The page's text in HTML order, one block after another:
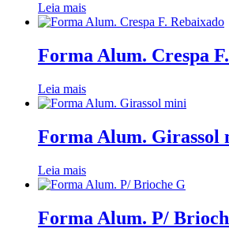
Leia mais
Forma Alum. Crespa
Leia mais
Forma Alum. Girassol
Leia mais
Forma Alum. P/